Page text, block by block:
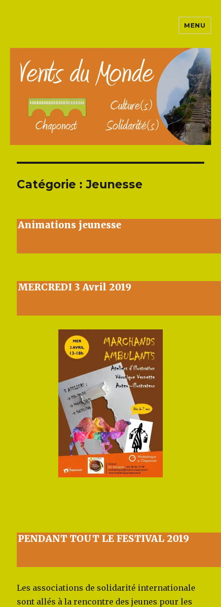
MENU
Catégorie : Jeunesse
Animations jeunesse
MERCREDI 3 Avril 2019
PENDANT TOUT LE FESTIVAL 2019
Les associations de solidarité internationale
sont allés à la rencontre des jeunes pour les